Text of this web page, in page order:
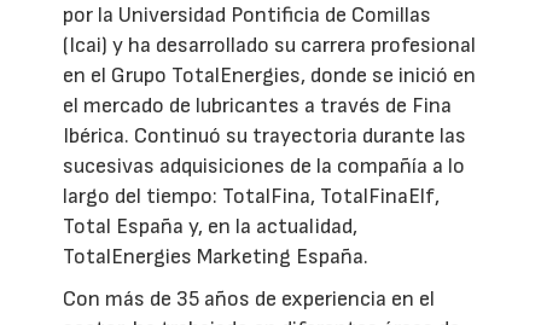
por la Universidad Pontificia de Comillas
(Icai) y ha desarrollado su carrera profesional
en el Grupo TotalEnergies, donde se inició en
el mercado de lubricantes a través de Fina
Ibérica. Continuó su trayectoria durante las
sucesivas adquisiciones de la compañía a lo
largo del tiempo: TotalFina, TotalFinaElf,
Total España y, en la actualidad,
TotalEnergies Marketing España.
Con más de 35 años de experiencia en el